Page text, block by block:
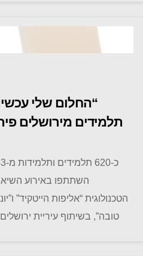
“החלום שלי
תלמידים מירושלים
השתתפו באירוע השיא
הטכנולוגית “אליפות הייטקיד”
טובה”, בשיתוף עיריית